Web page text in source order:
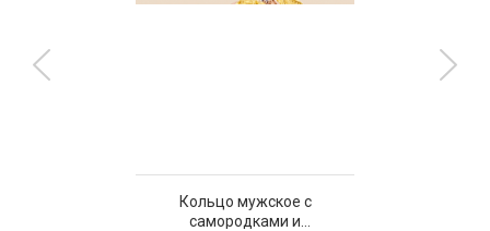
Кольцо мужское с
самородками и